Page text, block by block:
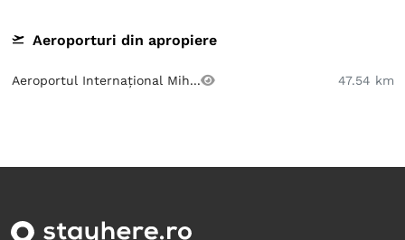
Aeroporturi din apropiere
Aeroportul Internațional Mih... 47.54 km